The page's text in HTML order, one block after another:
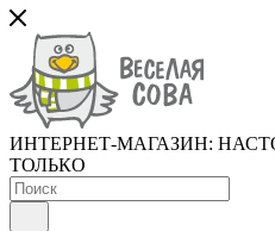
ИНТЕРНЕТ-МАГАЗИН:
ТОЛЬКО